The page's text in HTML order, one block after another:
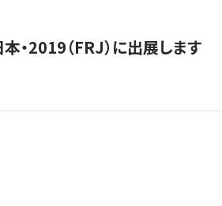
・2019（FRJ）に出展します